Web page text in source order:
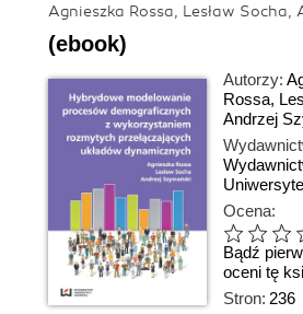
Agnieszka Rossa, Lesław Socha,
(ebook)
Autorzy:
Rossa,
Andrzej
Ocena:
Bądź
oceni tę
Stron: 236